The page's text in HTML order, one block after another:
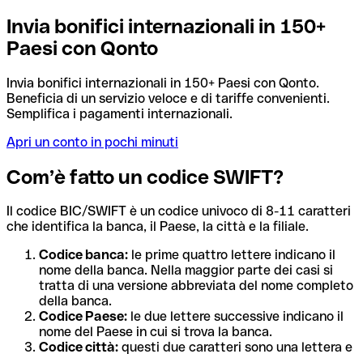
Invia bonifici internazionali in 150+
Paesi con Qonto
Invia bonifici internazionali in 150+ Paesi con Qonto.
Beneficia di un servizio veloce e di tariffe convenienti.
Semplifica i pagamenti internazionali.
Apri un conto in pochi minuti
Com’è fatto un codice SWIFT?
Il codice BIC/SWIFT è un codice univoco di 8-11 caratteri
che identifica la banca, il Paese, la città e la filiale.
Codice banca: le prime quattro lettere indicano il
nome della banca. Nella maggior parte dei casi si
tratta di una versione abbreviata del nome completo
della banca.
Codice Paese: le due lettere successive indicano il
nome del Paese in cui si trova la banca.
Codice città: questi due caratteri sono una lettera e